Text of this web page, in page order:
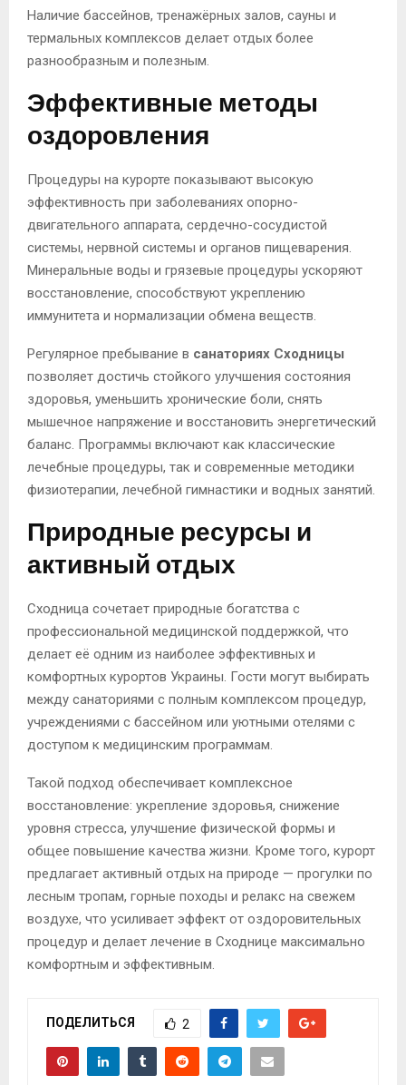
Наличие бассейнов, тренажёрных залов, сауны и
термальных комплексов делает отдых более
разнообразным и полезным.
Эффективные методы
оздоровления
Процедуры на курорте показывают высокую
эффективность при заболеваниях опорно-
двигательного аппарата, сердечно-сосудистой
системы, нервной системы и органов пищеварения.
Минеральные воды и грязевые процедуры ускоряют
восстановление, способствуют укреплению
иммунитета и нормализации обмена веществ.
Регулярное пребывание в санаториях Сходницы
позволяет достичь стойкого улучшения состояния
здоровья, уменьшить хронические боли, снять
мышечное напряжение и восстановить энергетический
баланс. Программы включают как классические
лечебные процедуры, так и современные методики
физиотерапии, лечебной гимнастики и водных занятий.
Природные ресурсы и
активный отдых
Сходница сочетает природные богатства с
профессиональной медицинской поддержкой, что
делает её одним из наиболее эффективных и
комфортных курортов Украины. Гости могут выбирать
между санаториями с полным комплексом процедур,
учреждениями с бассейном или уютными отелями с
доступом к медицинским программам.
Такой подход обеспечивает комплексное
восстановление: укрепление здоровья, снижение
уровня стресса, улучшение физической формы и
общее повышение качества жизни. Кроме того, курорт
предлагает активный отдых на природе — прогулки по
лесным тропам, горные походы и релакс на свежем
воздухе, что усиливает эффект от оздоровительных
процедур и делает лечение в Сходнице максимально
комфортным и эффективным.
ПОДЕЛИТЬСЯ 2